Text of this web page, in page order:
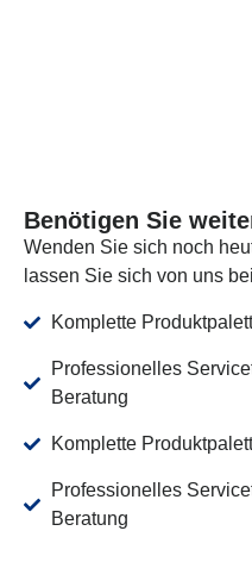
Benötigen Sie
Wenden Sie sich noch
lassen Sie sich von uns
Komplette
Professionelles
Beratung
Komplette
Professionelles
Beratung